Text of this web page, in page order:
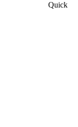
Quick